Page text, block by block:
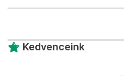
Kedvenceink